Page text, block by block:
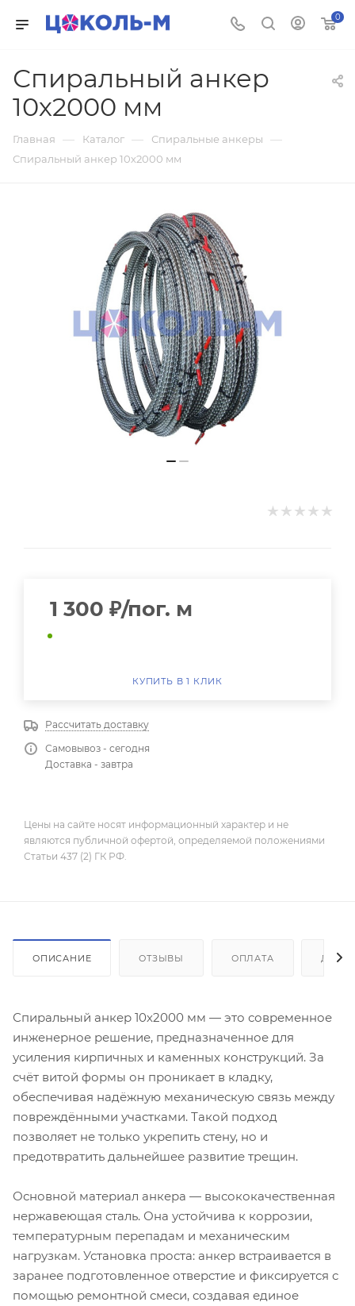
0
Спиральный анкер
10х2000 мм
Главная — Каталог — Спиральные анкеры —
Спиральный анкер 10х2000 мм
1 300 ₽/пог. м
КУПИТЬ В 1 КЛИК
Рассчитать доставку
Самовывоз - сегодня
Доставка - завтра
Цены на сайте носят информационный характер и не
являются публичной офертой, определяемой положениями
Статьи 437 (2) ГК РФ.
ОПИСАНИЕ ОТЗЫВЫ ОПЛАТА
Спиральный анкер 10х2000 мм — это современное
инженерное решение, предназначенное для
усиления кирпичных и каменных конструкций. За
счёт витой формы он проникает в кладку,
обеспечивая надёжную механическую связь между
повреждёнными участками. Такой подход
позволяет не только укрепить стену, но и
предотвратить дальнейшее развитие трещин.
Основной материал анкера — высококачественная
нержавеющая сталь. Она устойчива к коррозии,
температурным перепадам и механическим
нагрузкам. Установка проста: анкер встраивается в
заранее подготовленное отверстие и фиксируется с
помощью ремонтной смеси, создавая единое